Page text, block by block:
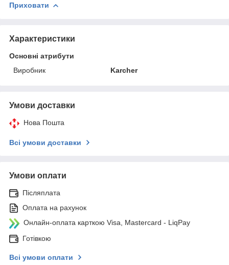
Приховати
Характеристики
Основні атрибути
Виробник
Karcher
Умови доставки
Нова Пошта
Всі умови доставки
Умови оплати
Післяплата
Оплата на рахунок
Онлайн-оплата карткою Visa, Mastercard - LiqPay
Готівкою
Всі умови оплати